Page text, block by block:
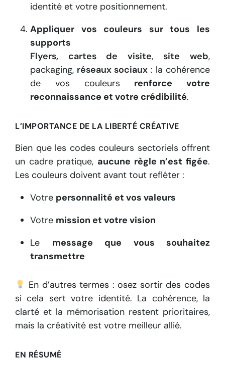
identité et votre positionnement.
Appliquer vos couleurs sur tous les
supports
Flyers, cartes de visite,site web,
packaging, réseaux sociaux : la cohérence
de vos couleurs renforce votre
reconnaissance et votre crédibilité.
L’IMPORTANCE DE LA LIBERTÉ CRÉATIVE
Bien que les codes couleurs sectoriels offrent
un cadre pratique, aucune règle n’est figée.
Les couleurs doivent avant tout refléter :
Votre personnalité et vos valeurs
Votre mission et votre vision
Le message que vous souhaitez
transmettre
En d’autres termes : osez sortir des codes
si cela sert votre identité. La cohérence, la
clarté et la mémorisation restent prioritaires,
mais la créativité est votre meilleur allié.
EN RÉSUMÉ